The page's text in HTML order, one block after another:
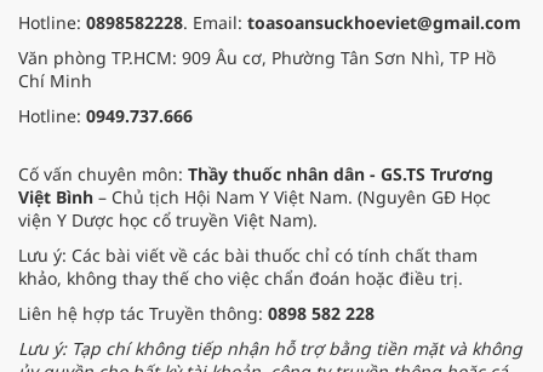
Hotline: 0898582228. Email: toasoansuckhoeviet@gmail.com
Văn phòng TP.HCM: 909 Âu cơ, Phường Tân Sơn Nhì, TP Hồ
Chí Minh
Hotline: 0949.737.666
Cố vấn chuyên môn: Thầy thuốc nhân dân - GS.TS Trương
Việt Bình – Chủ tịch Hội Nam Y Việt Nam. (Nguyên GĐ Học
viện Y Dược học cổ truyền Việt Nam).
Lưu ý: Các bài viết về các bài thuốc chỉ có tính chất tham
khảo, không thay thế cho việc chẩn đoán hoặc điều trị.
Liên hệ hợp tác Truyền thông: 0898 582 228
Lưu ý: Tạp chí không tiếp nhận hỗ trợ bằng tiền mặt và không